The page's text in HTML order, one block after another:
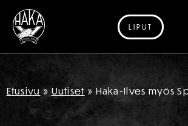
Siirry sisältöön
LIPUT
Etusivu » Uutiset » Haka-Ilves myös